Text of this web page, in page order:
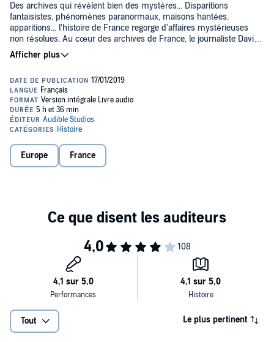
Des archives qui révèlent bien des mystères... Disparitions
fantaisistes, phénomènes paranormaux, maisons hantées,
apparitions... l'histoire de France regorge d'affaires mystérieuses
non résolues. Au cœur des archives de France, le journaliste David
Galley, déjà auteur de
passionnantes pour tenter de résoudre de mystérieuses affaires qui
©2018 Les Éditions de l'Opportun (P)2019 Audible Studios
Europe France
Tout Le plus pertinent